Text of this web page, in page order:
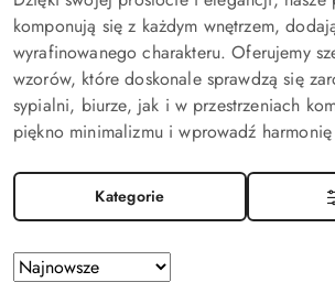
komponują się z każdym wnętrzem,
wyrafinowanego charakteru. Oferujemy
wzorów, które doskonale sprawdzą się
sypialni, biurze, jak i w przestrzeniach
piękno minimalizmu i wprowadź
Kategorie
Zastosowano
sortowanie:
Sortuj
według